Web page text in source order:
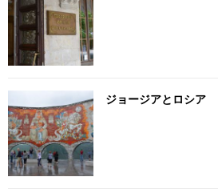
ジョージアとロシア